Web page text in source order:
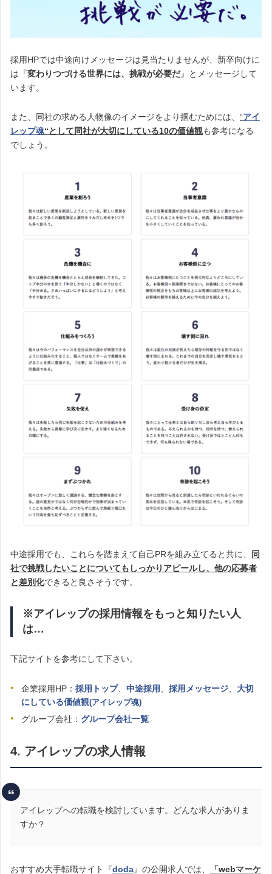
採用HPでは中途向けメッセージは見当たりませんが、新卒向けに
は『変わりつづける世界には、挑戦が必要だ』とメッセージして
います。
また、同社の求める人物像のイメージをより掴むためには、 “アイ
レップ魂“として同社が大切にしている10の価値観も参考になる
でしょう。
中途採用でも、これらを踏まえて自己PRを組み立てると共に、
同
社で挑戦したいことについてもしっかりアピールし、他の応募者
と差別化できると良さそうです。
※アイレップの採用情報をもっと知りたい人
は…
下記サイトを参考にして下さい。
企業採用HP： 採用トップ、 中途採用 採用メッセージ
大切
にしている価値観(アイレップ魂)
グループ会社： グループ会社一覧
4. アイレップの求人情報
アイレップへの転職を検討しています。どんな求人がありま
すか？
おすすめ大手転職サイト『doda』の公開求人では、 「webマーケ